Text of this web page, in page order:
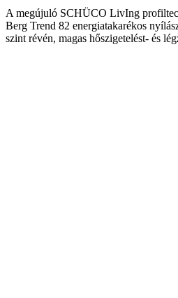
A megújuló SCHÜCO LivIng
Berg Trend 82 energiatakarékos
szint révén, magas hőszigetelést- és